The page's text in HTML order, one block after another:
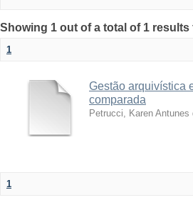
Showing 1 out of a total of 1
1
Gestão arquivística
comparada
Petrucci, Karen Antunes
1